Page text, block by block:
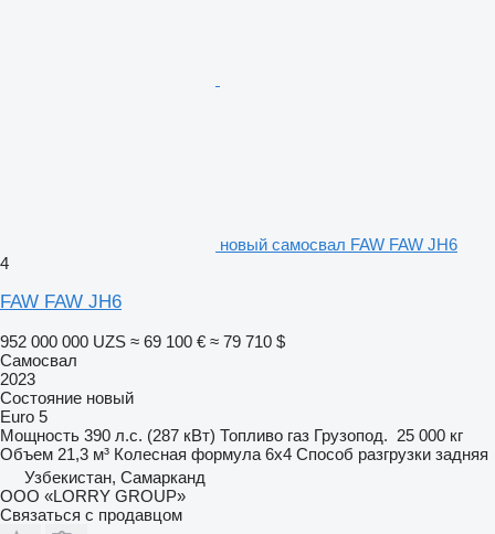
новый самосвал FAW FAW JH6
4
FAW FAW JH6
952 000 000 UZS ≈ 69 100 € ≈ 79 710 $
Самосвал
2023
Состояние новый
Euro 5
Мощность 390 л.с. (287 кВт) Топливо газ Грузопод. 25 000 кг
Объем 21,3 м³ Колесная формула 6x4 Способ разгрузки задняя
Узбекистан, Самарканд
ООО «LORRY GROUP»
Связаться с продавцом